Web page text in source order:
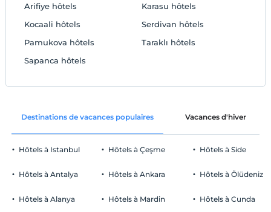
Arifiye hôtels
Karasu hôtels
Kocaali hôtels
Pamukova hôtels
Sapanca hôtels
Serdivan hôtels
Taraklı hôtels
Destinations de vacances populaires Vacances d'hiver
Hôtels à Istanbul
Hôtels à Antalya
Hôtels à Alanya
Hôtels à Çeşme
Hôtels à Ankara
Hôtels à Mardin
Hôtels à Side
Hôtels à Ölüdeniz
Hôtels à Cunda